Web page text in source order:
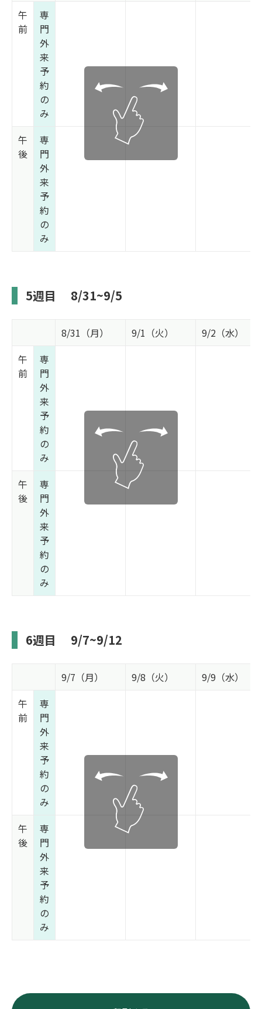
午
前
専
門
外
来
予
約
の
み
午
後
専
門
外
来
予
約
の
み
5週目 8/31~9/5
8/31（月） 9/1（火）
9/2（水）
午
前
専
門
外
来
予
約
の
み
午
後
専
門
外
来
予
約
の
み
6週目 9/7~9/12
9/7（月） 9/8（火）
9/9（水）
午
前
専
門
外
来
予
約
の
み
午
後
専
門
外
来
予
約
の
み